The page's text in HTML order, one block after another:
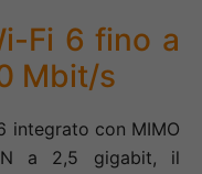
Fi 6 fino a
Mbit/s
integrato con MIMO
a 2,5 gigabit, il